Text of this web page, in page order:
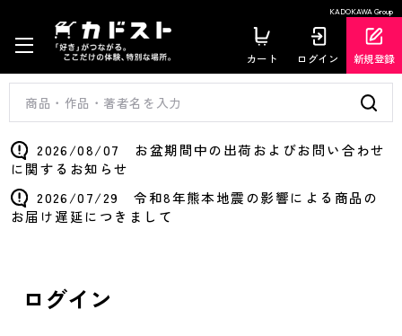
KADOKAWA Group
カート ログイン 新規登録
2026/08/07 お盆期間中の出荷およびお問い合わせ
に関するお知らせ
2026/07/29 令和8年熊本地震の影響による商品の
お届け遅延につきまして
ログイン